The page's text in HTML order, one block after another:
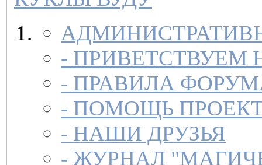
- ПРИВЕТСТВУЕМ
-
ПРАВИЛА
- ПОМОЩЬ
- НАШИ ДРУЗЬЯ
- ЖУРНАЛ